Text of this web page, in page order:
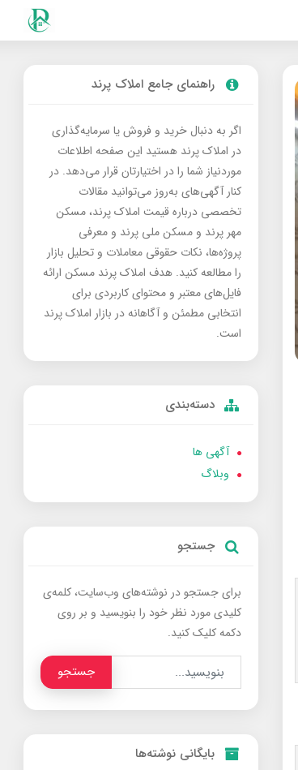
راهنمای جامع املاک پرند
اگر به دنبال خرید و فروش یا سرمایه‌گذاری
در املاک پرند هستید این صفحه اطلاعات
موردنیاز شما را در اختیارتان قرار می‌دهد. در
کنار آگهی‌های به‌روز می‌توانید مقالات
تخصصی درباره قیمت املاک پرند، مسکن
مهر پرند و مسکن ملی پرند و معرفی
پروژه‌ها، نکات حقوقی معاملات و تحلیل بازار
را مطالعه کنید. هدف املاک پرند مسکن ارائه
فایل‌های معتبر و محتوای کاربردی برای
انتخابی مطمئن و آگاهانه در بازار املاک پرند
است.
دسته‌بندی
آگهی ها
وبلاگ
جستجو
برای جستجو در نوشته‌های وب‌سایت، کلمه‌ی
کلیدی مورد نظر خود را بنویسید و بر روی
دکمه کلیک کنید.
جستجو
بایگانی نوشته‌ها